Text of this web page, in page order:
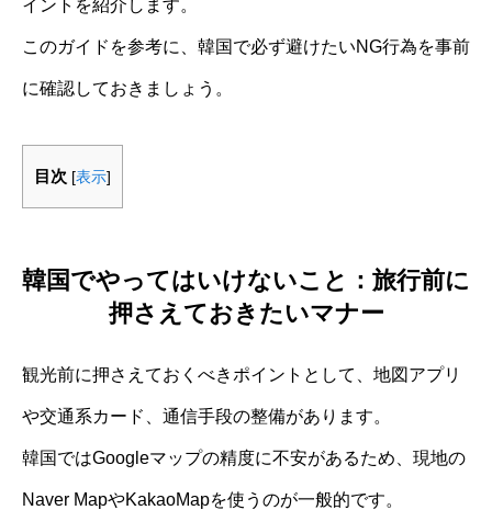
イントを紹介します。
このガイドを参考に、韓国で必ず避けたいNG行為を事前
に確認しておきましょう。
目次 [表示]
韓国でやってはいけないこと：旅行前に
押さえておきたいマナー
観光前に押さえておくべきポイントとして、地図アプリ
や交通系カード、通信手段の整備があります。
韓国ではGoogleマップの精度に不安があるため、現地の
Naver MapやKakaoMapを使うのが一般的です。